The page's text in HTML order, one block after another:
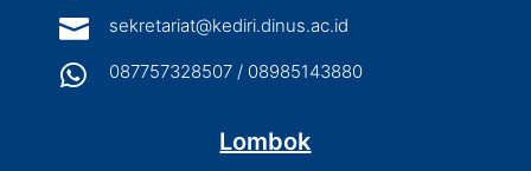
 sekretariat@kediri.dinus.ac.id
 087757328507 / 08985143880
Lombok